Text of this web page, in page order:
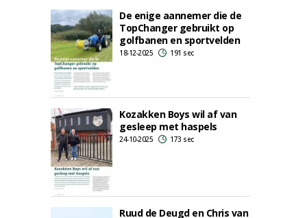
De enige aannemer die de
TopChanger gebruikt op
golfbanen en sportvelden
18-12-2025 191 sec
Kozakken Boys wil af van
gesleep met haspels
24-10-2025 173 sec
Ruud de Deugd en Chris van